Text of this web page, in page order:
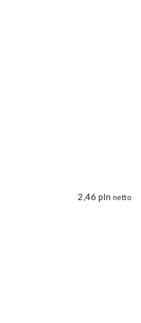
2,46 pln netto